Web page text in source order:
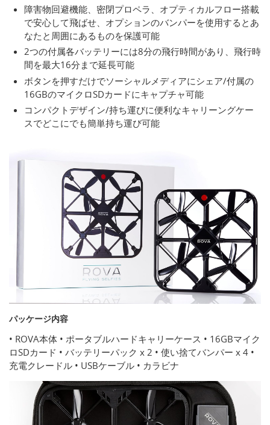
障害物回避機能、密閉プロペラ、オプティカルフロー搭載
で安心して飛ばせ、オプションのバンパーを使用するとあ
なたと周囲にあるものを保護可能
2つの付属各バッテリーには8分の飛行時間があり、飛行時
間を最大16分まで延長可能
ボタンを押すだけでソーシャルメディアにシェア/付属の
16GBのマイクロSDカードにキャプチャ可能
コンパクトデザイン/持ち運びに便利なキャリーングケー
スでどこにでも簡単持ち運び可能
パッケージ内容
• ROVA本体 • ポータブルハードキャリーケース • 16GBマイク
ロSDカード • バッテリーパック x 2 • 使い捨てバンパー x 4 •
充電クレードル • USBケーブル • カラビナ